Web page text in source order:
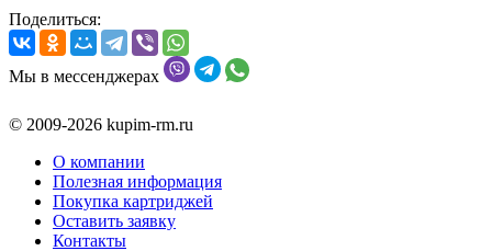
Поделиться:
Мы в мессенджерах
© 2009-2026 kupim-rm.ru
О компании
Полезная информация
Покупка картриджей
Оставить заявку
Контакты